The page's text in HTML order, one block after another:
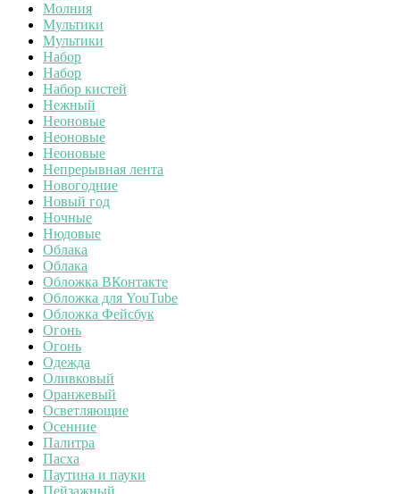
Молния
Мультики
Мультики
Набор
Набор
Набор кистей
Нежный
Неоновые
Неоновые
Неоновые
Непрерывная лента
Новогодние
Новый год
Ночные
Нюдовые
Облака
Облака
Обложка ВКонтакте
Обложка для YouTube
Обложка Фейсбук
Огонь
Огонь
Одежда
Оливковый
Оранжевый
Осветляющие
Осенние
Палитра
Пасха
Паутина и пауки
Пейзажный